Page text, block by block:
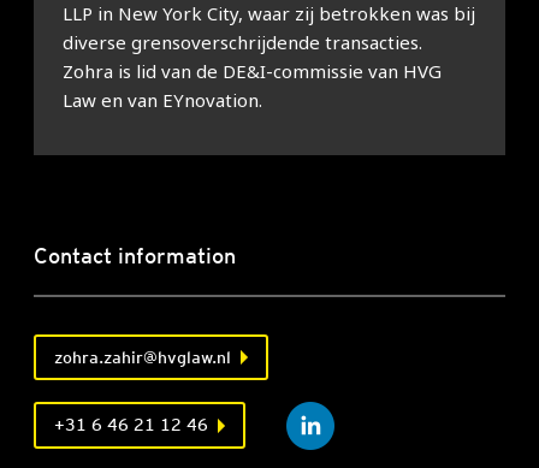
LLP in New York City, waar zij betrokken was bij
diverse grensoverschrijdende transacties.
Zohra is lid van de DE&I-commissie van HVG
Law en van EYnovation.
Contact information
zohra.zahir@hvglaw.nl
+31 6 46 21 12 46